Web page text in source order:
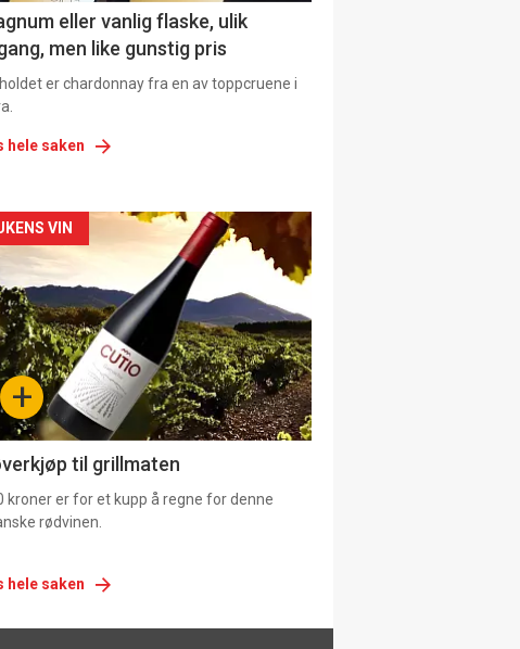
eller vanlig flaske, ulik
men like gunstig pris
er chardonnay fra en av toppcruene i
hele saken
+
VIN
til grillmaten
kroner er for et kupp å regne for denne
rødvinen.
hele saken